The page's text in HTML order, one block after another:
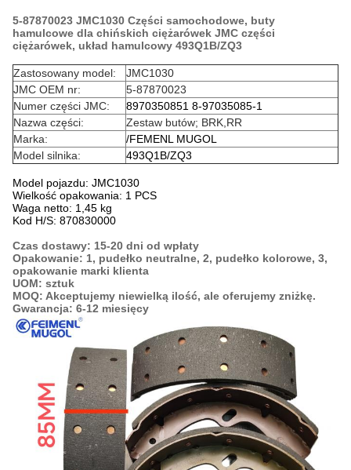
5-87870023 JMC1030 Części samochodowe, buty
hamulcowe dla chińskich ciężarówek JMC części
ciężarówek, układ hamulcowy 493Q1B/ZQ3
Zastosowany model:
JMC1030
JMC OEM nr:
5-87870023
Numer części JMC:
8970350851 8-97035085-1
Nazwa części:
Zestaw butów; BRK,RR
Marka:
/FEMENL MUGOL
Model silnika:
493Q1B/ZQ3
Model pojazdu: JMC1030
Wielkość opakowania: 1 PCS
Waga netto: 1,45 kg
Kod H/S: 870830000
Czas dostawy: 15-20 dni od wpłaty
Opakowanie: 1, pudełko neutralne, 2, pudełko kolorowe, 3,
opakowanie marki klienta
UOM: sztuk
MOQ: Akceptujemy niewielką ilość, ale oferujemy zniżkę.
Gwarancja: 6-12 miesięcy